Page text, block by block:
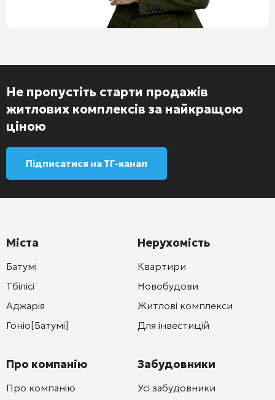
Не пропустіть старти продажів
житлових комплексів за найкращою
ціною
Підписатися на ТГ-канал
Міста
Батумі
Тбілісі
Аджарія
Гоніо[Батумі]
Про компанію
Про компанію
Нерухомість
Квартири
Новобудови
Житлові комплекси
Для інвестицій
Забудовники
Усі забудовники